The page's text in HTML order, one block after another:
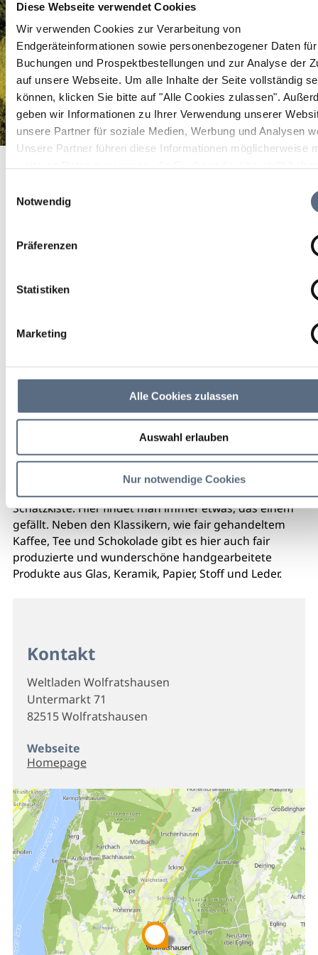
Diese Webseite verwendet Cookies
Wir verwenden Cookies zur Verarbeitung von
Endgeräteinformationen sowie personenbezogener Daten
Buchungen und Prospektbestellungen und zur Analyse der
auf unsere Webseite. Um alle Inhalte der Seite vollständig
können, klicken Sie bitte auf "Alle Cookies zulassen".
geben wir Informationen zu Ihrer Verwendung unserer
unsere Partner für soziale Medien, Werbung und Analysen
Unsere Partner führen diese Informationen möglicherweise
Notwendig
Präferenzen
Statistiken
Marketing
Alle Cookies zulassen
Auswahl erlauben
Nur notwendige Cookies
Weltladen Wolfratshausen
Weltladen Wolfratshausen
Der Weltladen Wolfratshausen ist wie eine kleine
Schatzkiste. Hier findet man immer etwas, das einem
gefällt. Neben den Klassikern, wie fair gehandeltem
Kaffee, Tee und Schokolade gibt es hier auch fair
produzierte und wunderschöne handgearbeitete
Produkte aus Glas, Keramik, Papier, Stoff und Leder.
Kontakt
Weltladen Wolfratshausen
Untermarkt 71
82515 Wolfratshausen
Webseite
Homepage